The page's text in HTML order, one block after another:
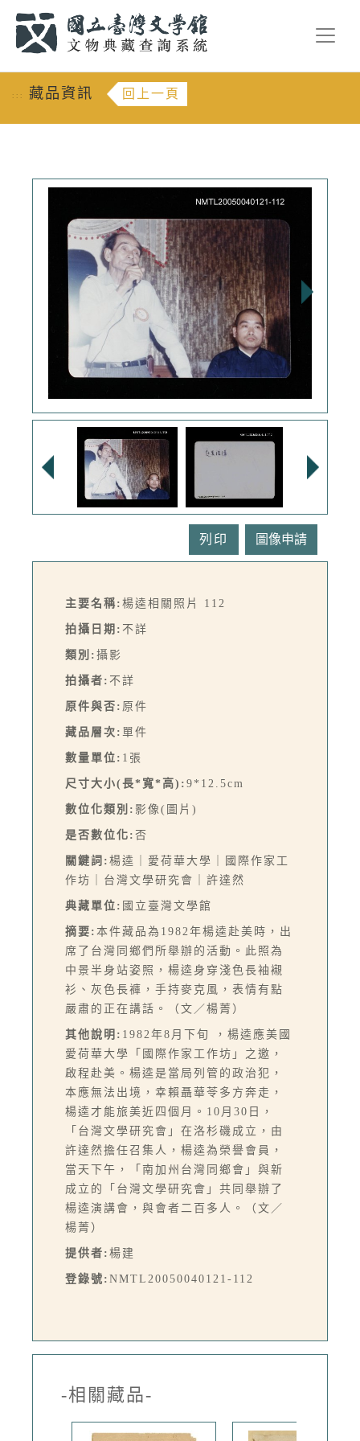
::: 藏品資訊 回上一頁
列印
主要名稱: 楊逵相關照片 112
拍攝日期: 不詳
類別: 攝影
拍攝者: 不詳
原件與否: 原件
藏品層次: 單件
數量單位: 1張
尺寸大小(長*寬*高): 9*12.5cm
數位化類別: 影像(圖片)
是否數位化: 否
關鍵詞: 楊逵｜愛荷華大學｜國際作家工
作坊｜台灣文學研究會｜許達然
典藏單位: 國立臺灣文學館
摘要: 本件藏品為1982年楊逵赴美時，出
席了台灣同鄉們所舉辦的活動。此照為
中景半身站姿照，楊逵身穿淺色長袖襯
衫、灰色長褲，手持麥克風，表情有點
嚴肅的正在講話。（文／楊菁）
其他說明: 1982年8月下旬 ，楊逵應美國
愛荷華大學「國際作家工作坊」之邀，
啟程赴美。楊逵是當局列管的政治犯，
本應無法出境，幸賴聶華苓多方奔走，
楊逵才能旅美近四個月。10月30日，
「台灣文學研究會」在洛杉磯成立，由
許達然擔任召集人，楊逵為榮譽會員，
當天下午，「南加州台灣同鄉會」與新
成立的「台灣文學研究會」共同舉辦了
楊逵演講會，與會者二百多人。（文／
楊菁）
提供者: 楊建
登錄號: NMTL20050040121-112
-相關藏品-